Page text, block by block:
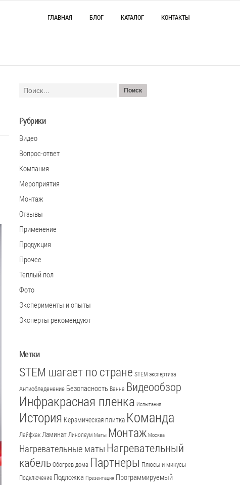
ГЛАВНАЯ БЛОГ КАТАЛОГ КОНТАКТЫ
Рубрики
Видео
Вопрос-ответ
Компания
Мероприятия
Монтаж
Отзывы
Применение
Продукция
Прочее
Теплый пол
Фото
Эксперименты и опыты
Эксперты рекомендуют
Метки
STEM шагает по стране STEM экспертиза
Антиобледенение Безопасность Ванна Видеообзор
Инфракрасная пленка Испытания
История Керамическая плитка Команда
ЛайфхакЛаминат Линолеум Маты Монтаж Москва
Нагревательные маты Нагревательный
кабельОбогрев дома Партнеры Плюсы и минусы
Подключение Подложка Презентация Программируемый